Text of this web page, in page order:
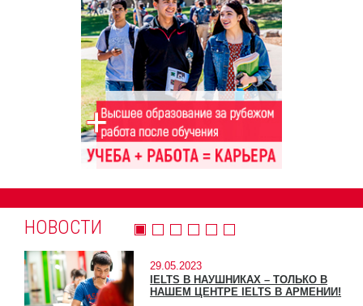
НОВОСТИ
29.05.2023
IELTS В НАУШНИКАХ – ТОЛЬКО В
НАШЕМ ЦЕНТРЕ IELTS В АРМЕНИИ!